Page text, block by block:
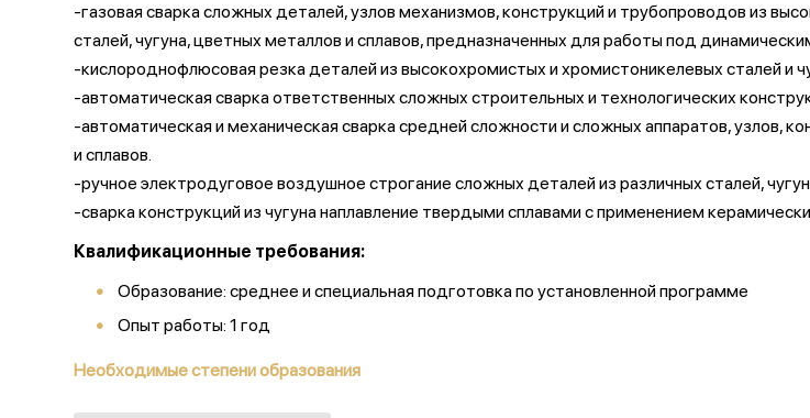
-газовая сварка сложных деталей, узлов механизмов, конструкций и трубопроводов из
сталей, чугуна, цветных металлов и сплавов, предназначенных для работы под
-кислороднофлюсовая резка деталей из высокохромистых и хромистоникелевых сталей и
-автоматическая сварка ответственных сложных строительных и технологических
-автоматическая и механическая сварка средней сложности и сложных аппаратов, узлов,
и сплавов.
-ручное электродуговое воздушное строгание сложных деталей из различных сталей,
-сварка конструкций из чугуна наплавление твердыми сплавами с применением
Квалификационные требования:
Образование: среднее и специальная подготовка по установленной программе
Опыт работы: 1 год
Необходимые степени образования